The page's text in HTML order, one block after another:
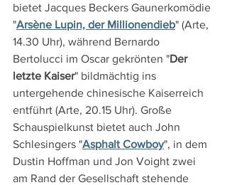
bietet Jacques Beckers Gaunerkomödie
"Arsène Lupin, der Millionendieb" (Arte,
14.30 Uhr), während Bernardo
Bertolucci im Oscar gekrönten "Der
letzte Kaiser" bildmächtig ins
untergehende chinesische Kaiserreich
entführt (Arte, 20.15 Uhr). Große
Schauspielkunst bietet auch John
Schlesingers "Asphalt Cowboy", in dem
Dustin Hoffman und Jon Voight zwei
am Rand der Gesellschaft stehende